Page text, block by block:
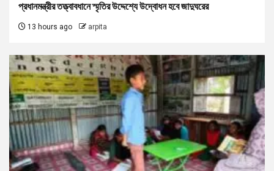
প্রধানমন্ত্রীর তত্ত্বাবধানে স্মৃতির উদ্দেশ্যে উদ্বোধন হবে জাদুঘরের
13 hours ago arpita